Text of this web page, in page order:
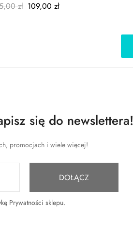
zł 109,00 zł
się do newslettera!
promocjach i wiele więcej!
DOŁĄCZ
Prywatności sklepu.